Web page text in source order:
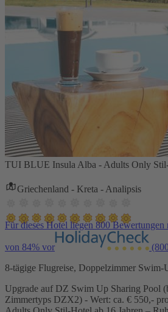
TUI BLUE Insula Alba - Adults Only
Griechenland - Kreta - Analipsis
Für dieses Hotel liegen 800
von 84% vor
8-tägige Flugreise, Doppelzimmer
Upgrade auf DZ Swim Up Sharing Pool
Zimmertyps DZX2) - Wert: ca. € 550,-